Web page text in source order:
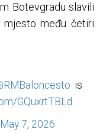
Botevgradu slavili
među četiri
is
GQuxrtTBLd
May 7, 2026